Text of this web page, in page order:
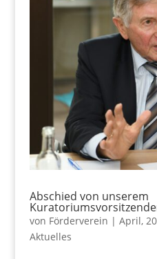
Abschied von unserem
von Förderverein | April,
Aktuelles